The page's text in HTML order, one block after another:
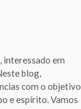
interessado em
blog,
com o objetivo
e espírito. Vamos